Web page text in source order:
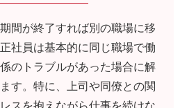
間が終了すれば別の職場に移
社員は基本的に同じ職場で働
のトラブルがあった場合に解
す。特に、上司や同僚との関